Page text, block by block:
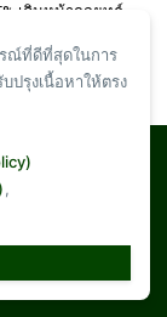
เดินหน้ากลยุทธ์
pm
ณ์ที่ดีที่สุดในการ
ปรุงเนื้อหาให้ตรง
,